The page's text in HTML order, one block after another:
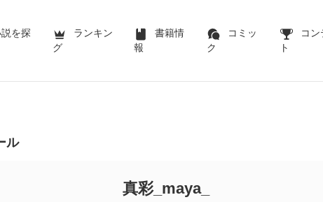
を探
ランキン
グ
書籍情
報
コミッ
ク
コ
ト
ル
真彩_maya_